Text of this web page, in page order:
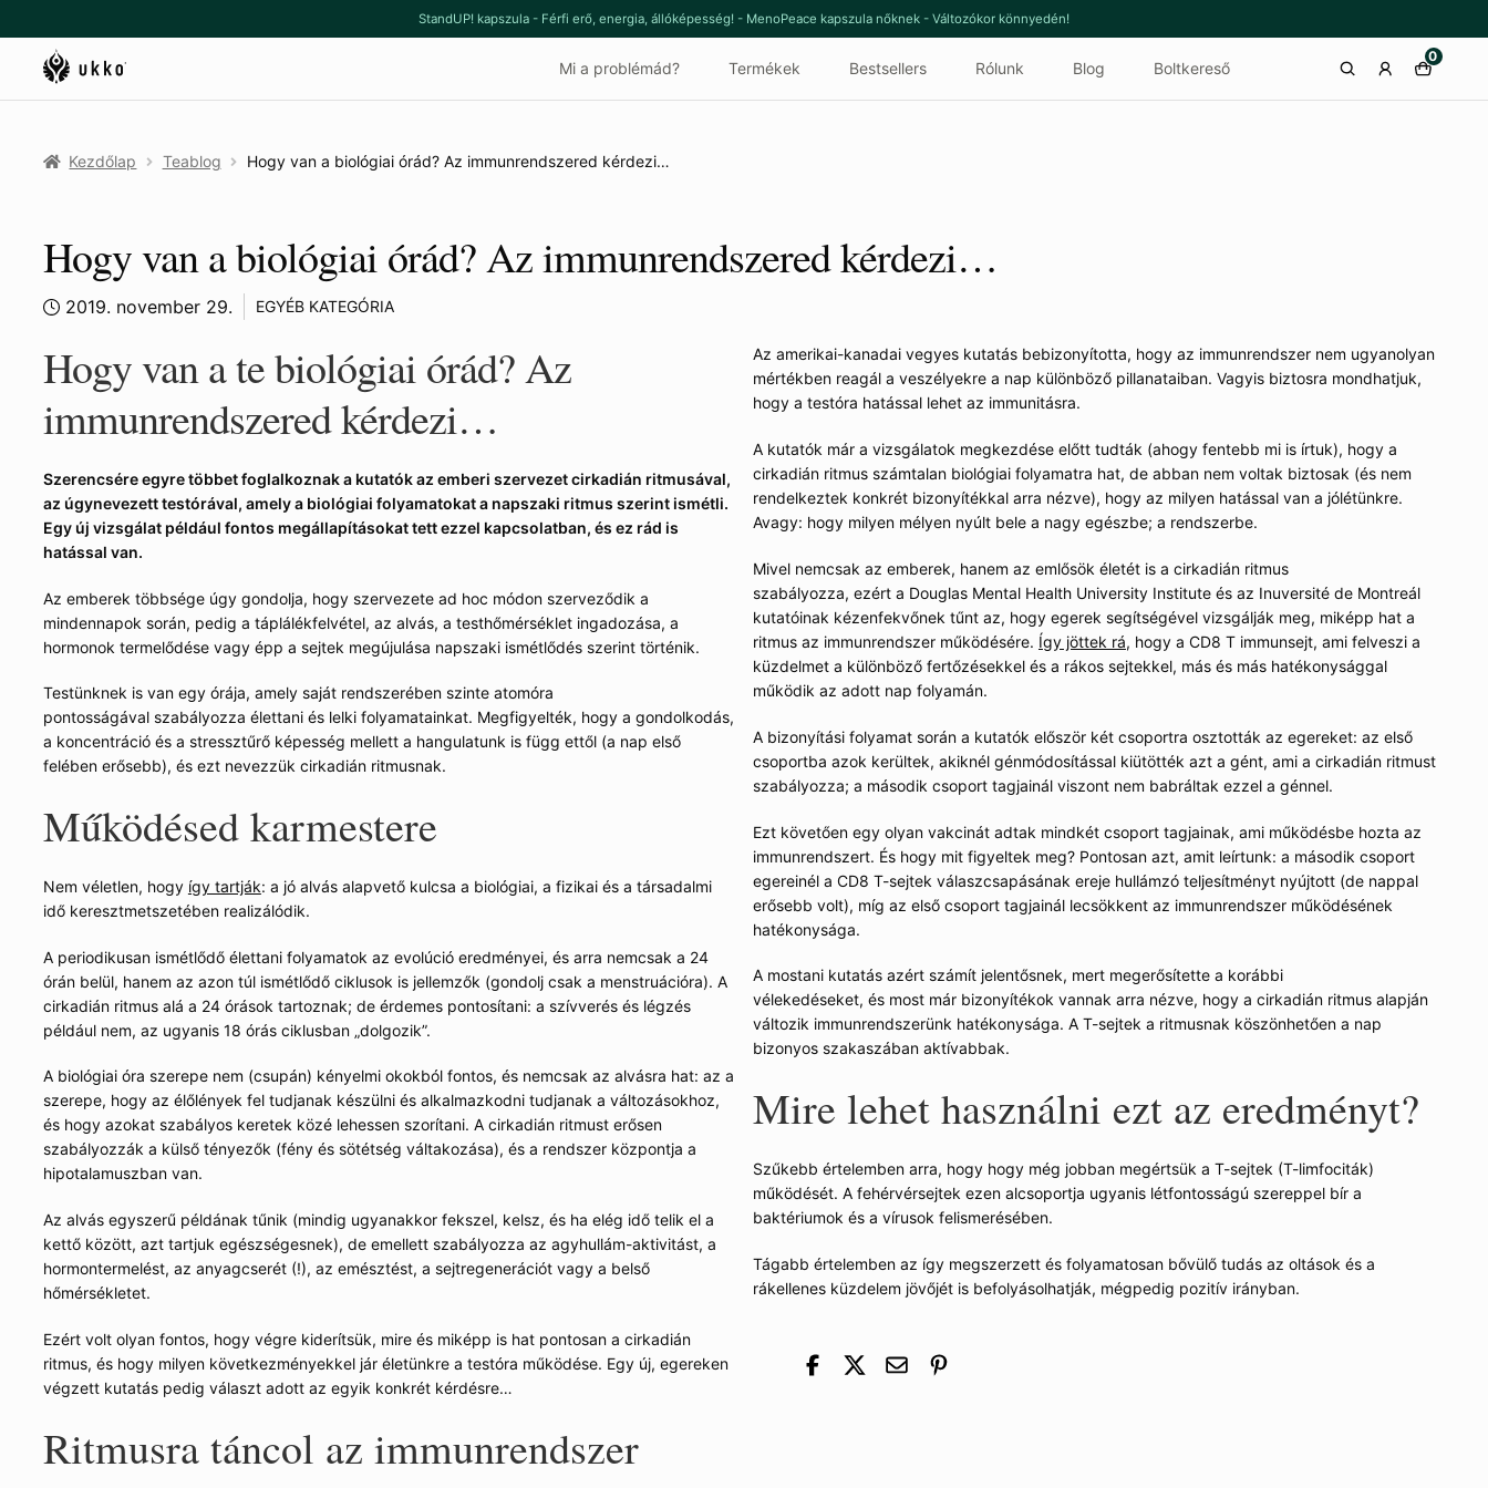
a
navigációhoz
a
tartalomba
StandUP! kapszula - Férfi erő, energia, állóképesség! - MenoPeace kapszula nőknek - Változókor könnyedén!
Mi a problémád? Termékek Bestsellers Rólunk Blog Boltkereső
0
Kezdőlap Teablog Hogy van a biológiai órád? Az immunrendszered kérdezi…
Hogy van a biológiai órád? Az immunrendszered kérdezi…
2019. november 29. EGYÉB KATEGÓRIA
Hogy van a te biológiai órád? Az
immunrendszered kérdezi…
Szerencsére egyre többet foglalkoznak a kutatók az emberi szervezet cirkadián ritmusával,
az úgynevezett testórával, amely a biológiai folyamatokat a napszaki ritmus szerint ismétli.
Egy új vizsgálat például fontos megállapításokat tett ezzel kapcsolatban, és ez rád is
hatással van.
Az emberek többsége úgy gondolja, hogy szervezete ad hoc módon szerveződik a
mindennapok során, pedig a táplálékfelvétel, az alvás, a testhőmérséklet ingadozása, a
hormonok termelődése vagy épp a sejtek megújulása napszaki ismétlődés szerint történik.
Testünknek is van egy órája, amely saját rendszerében szinte atomóra
pontosságával szabályozza élettani és lelki folyamatainkat. Megfigyelték, hogy a gondolkodás,
a koncentráció és a stressztűrő képesség mellett a hangulatunk is függ ettől (a nap első
felében erősebb), és ezt nevezzük cirkadián ritmusnak.
Működésed karmestere
Nem véletlen, hogy így tartják: a jó alvás alapvető kulcsa a biológiai, a fizikai és a társadalmi
idő keresztmetszetében realizálódik.
A periodikusan ismétlődő élettani folyamatok az evolúció eredményei, és arra nemcsak a 24
órán belül, hanem az azon túl ismétlődő ciklusok is jellemzők (gondolj csak a menstruációra). A
cirkadián ritmus alá a 24 órások tartoznak; de érdemes pontosítani: a szívverés és légzés
például nem, az ugyanis 18 órás ciklusban „dolgozik”.
A biológiai óra szerepe nem (csupán) kényelmi okokból fontos, és nemcsak az alvásra hat: az a
szerepe, hogy az élőlények fel tudjanak készülni és alkalmazkodni tudjanak a változásokhoz,
és hogy azokat szabályos keretek közé lehessen szorítani. A cirkadián ritmust erősen
szabályozzák a külső tényezők (fény és sötétség váltakozása), és a rendszer központja a
hipotalamuszban van.
Az alvás egyszerű példának tűnik (mindig ugyanakkor fekszel, kelsz, és ha elég idő telik el a
kettő között, azt tartjuk egészségesnek), de emellett szabályozza az agyhullám-aktivitást, a
hormontermelést, az anyagcserét (!), az emésztést, a sejtregenerációt vagy a belső
hőmérsékletet.
Ezért volt olyan fontos, hogy végre kiderítsük, mire és miképp is hat pontosan a cirkadián
ritmus, és hogy milyen következményekkel jár életünkre a testóra működése. Egy új, egereken
végzett kutatás pedig választ adott az egyik konkrét kérdésre…
Ritmusra táncol az immunrendszer
Az amerikai-kanadai vegyes kutatás bebizonyította, hogy az immunrendszer nem ugyanolyan
mértékben reagál a veszélyekre a nap különböző pillanataiban. Vagyis biztosra mondhatjuk,
hogy a testóra hatással lehet az immunitásra.
A kutatók már a vizsgálatok megkezdése előtt tudták (ahogy fentebb mi is írtuk), hogy a
cirkadián ritmus számtalan biológiai folyamatra hat, de abban nem voltak biztosak (és nem
rendelkeztek konkrét bizonyítékkal arra nézve), hogy az milyen hatással van a jólétünkre.
Avagy: hogy milyen mélyen nyúlt bele a nagy egészbe; a rendszerbe.
Mivel nemcsak az emberek, hanem az emlősök életét is a cirkadián ritmus
szabályozza, ezért a Douglas Mental Health University Institute és az Inuversité de Montreál
kutatóinak kézenfekvőnek tűnt az, hogy egerek segítségével vizsgálják meg, miképp hat a
ritmus az immunrendszer működésére. Így jöttek rá, hogy a CD8 T immunsejt, ami felveszi a
küzdelmet a különböző fertőzésekkel és a rákos sejtekkel, más és más hatékonysággal
működik az adott nap folyamán.
A bizonyítási folyamat során a kutatók először két csoportra osztották az egereket: az első
csoportba azok kerültek, akiknél génmódosítással kiütötték azt a gént, ami a cirkadián ritmust
szabályozza; a második csoport tagjainál viszont nem babráltak ezzel a génnel.
Ezt követően egy olyan vakcinát adtak mindkét csoport tagjainak, ami működésbe hozta az
immunrendszert. És hogy mit figyeltek meg? Pontosan azt, amit leírtunk: a második csoport
egereinél a CD8 T-sejtek válaszcsapásának ereje hullámzó teljesítményt nyújtott (de nappal
erősebb volt), míg az első csoport tagjainál lecsökkent az immunrendszer működésének
hatékonysága.
A mostani kutatás azért számít jelentősnek, mert megerősítette a korábbi
vélekedéseket, és most már bizonyítékok vannak arra nézve, hogy a cirkadián ritmus alapján
változik immunrendszerünk hatékonysága. A T-sejtek a ritmusnak köszönhetően a nap
bizonyos szakaszában aktívabbak.
Mire lehet használni ezt az eredményt?
Szűkebb értelemben arra, hogy hogy még jobban megértsük a T-sejtek (T-limfociták)
működését. A fehérvérsejtek ezen alcsoportja ugyanis létfontosságú szereppel bír a
baktériumok és a vírusok felismerésében.
Tágabb értelemben az így megszerzett és folyamatosan bővülő tudás az oltások és a
rákellenes küzdelem jövőjét is befolyásolhatják, mégpedig pozitív irányban.